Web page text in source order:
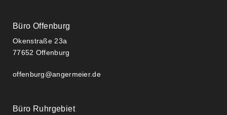
Büro Offenburg
Okenstraße 23a
77652 Offenburg
offenburg@angermeier.de
Büro Ruhrgebiet